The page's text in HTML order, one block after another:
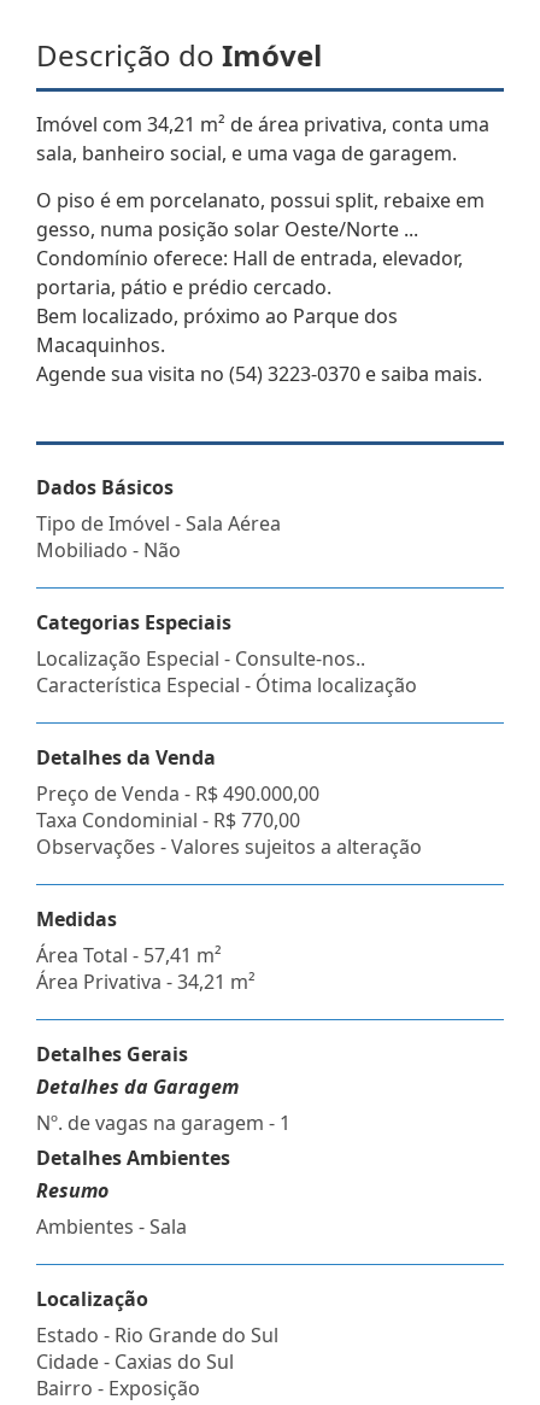
Descrição do Imóvel
Imóvel com 34,21 m² de área privativa, conta uma
sala, banheiro social, e uma vaga de garagem.
O piso é em porcelanato, possui split, rebaixe em
gesso, numa posição solar Oeste/Norte ...
Condomínio oferece: Hall de entrada, elevador,
portaria, pátio e prédio cercado.
Bem localizado, próximo ao Parque dos
Macaquinhos.
Agende sua visita no (54) 3223-0370 e saiba mais.
Dados Básicos
Tipo de Imóvel - Sala Aérea
Mobiliado - Não
Categorias Especiais
Localização Especial - Consulte-nos..
Característica Especial - Ótima localização
Detalhes da Venda
Preço de Venda - R$ 490.000,00
Taxa Condominial - R$ 770,00
Observações - Valores sujeitos a alteração
Medidas
Área Total - 57,41 m²
Área Privativa - 34,21 m²
Detalhes Gerais
Detalhes da Garagem
Nº. de vagas na garagem - 1
Detalhes Ambientes
Resumo
Ambientes - Sala
Localização
Estado - Rio Grande do Sul
Cidade - Caxias do Sul
Bairro - Exposição